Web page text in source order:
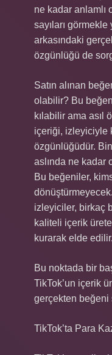
ne kadar anlamlı
sayıları
arkasındaki
özgünlüğü de
Satın alınan
olabilir? Bu
kılabilir ama asıl
içeriği, izleyiciyle
özgünlüğüdür.
aslında ne kadar
Bu beğeniler,
izleyiciler, birkaç
kaliteli içerik
kurarak elde edilir.
Bu noktada bir
TikTok’un içerik
gerçekten beğeni
TikTok’ta Para